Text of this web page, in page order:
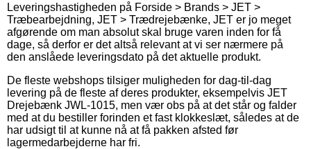
Leveringshastigheden på Forside > Brands > JET >
Træbearbejdning, JET > Trædrejebænke, JET er jo meget
afgørende om man absolut skal bruge varen inden for få
dage, så derfor er det altså relevant at vi ser nærmere på
den anslåede leveringsdato på det aktuelle produkt.
De fleste webshops tilsiger muligheden for dag-til-dag
levering på de fleste af deres produkter, eksempelvis JET
Drejebænk JWL-1015, men vær obs på at det står og falder
med at du bestiller forinden et fast klokkeslæt, således at de
har udsigt til at kunne nå at få pakken afsted før
lagermedarbejderne har fri.